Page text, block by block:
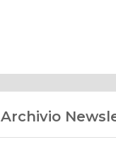
Archivio